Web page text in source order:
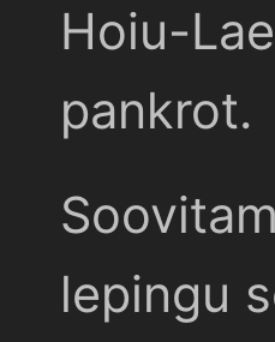
Hoiu-
pankrot.
lepingu